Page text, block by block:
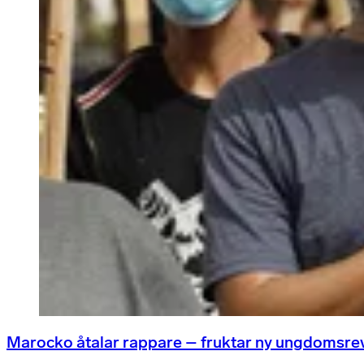
Marocko åtalar rappare – fruktar ny